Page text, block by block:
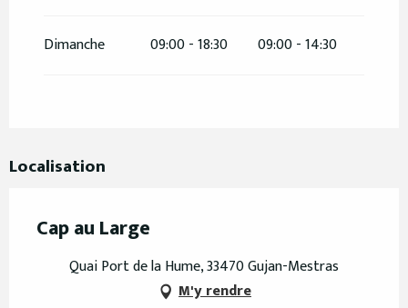
Dimanche 09:00 - 18:30 09:00 - 14:30
Localisation
Cap au Large
Quai Port de la Hume, 33470 Gujan-Mestras
M'y rendre